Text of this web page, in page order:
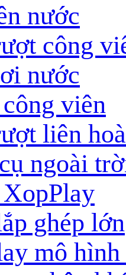
nước
công
nước
viên
liên
ngoài
ghép lớn
mô hình